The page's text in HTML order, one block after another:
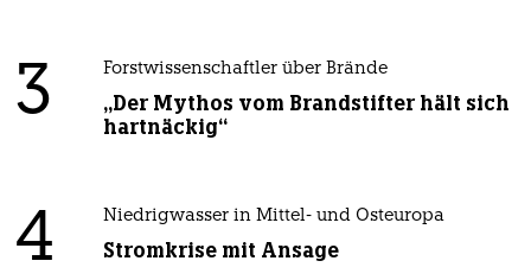
3 Forstwissenschaftler über Brände
„Der Mythos vom Brandstifter hält sich
hartnäckig“
4 Niedrigwasser in Mittel- und Osteuropa
Stromkrise mit Ansage